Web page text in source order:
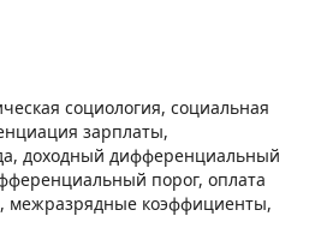
социология, социальная
зарплаты,
доходный дифференциальный
порог, оплата
межразрядные коэффициенты,